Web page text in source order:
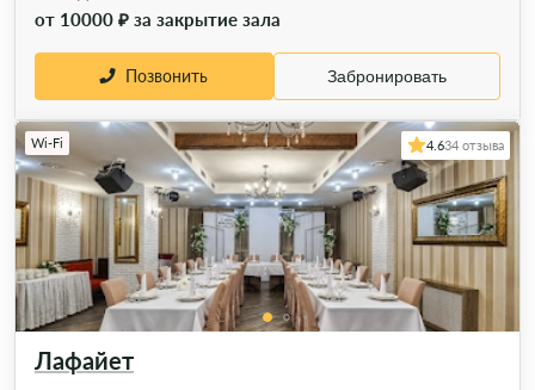
от 10000 ₽ за закрытие зала
Позвонить Забронировать
Лафайет
Wi-Fi 4.634 отзыва